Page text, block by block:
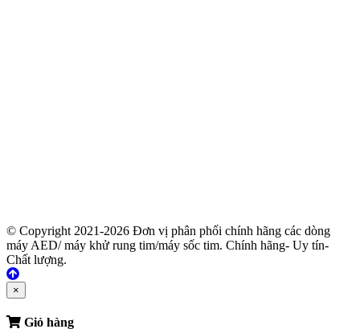
© Copyright 2021-2026 Đơn vị phân phối chính hãng các dòng
máy AED/ máy khử rung tim/máy sốc tim. Chính hãng- Uy tín-
Chất lượng.
×
Giỏ hàng